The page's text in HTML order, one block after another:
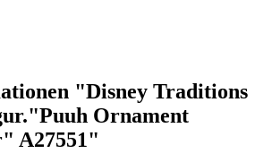
"Disney Traditions
Ornament
A27551"